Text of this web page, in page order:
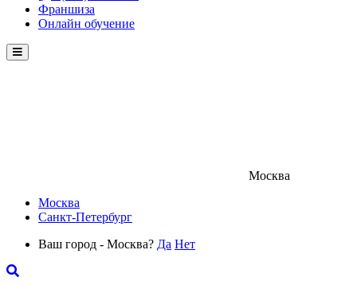
Франшиза
Онлайн обучение
Menu
Москва
Москва
Санкт-Петербург
Ваш город - Москва? Да Нет